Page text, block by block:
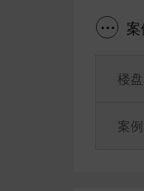
楼
案